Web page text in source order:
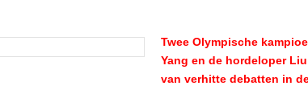
Twee Olympische
Yang en de hordeloper
van verhitte debatten in